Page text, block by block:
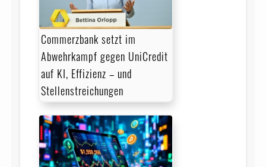
Commerzbank setzt im
Abwehrkampf gegen UniCredit
auf KI, Effizienz – und
Stellenstreichungen